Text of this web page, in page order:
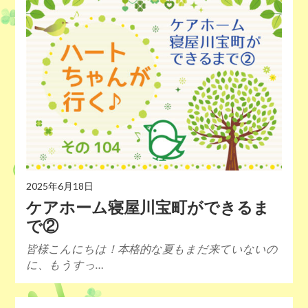
2025年6月18日
ケアホーム寝屋川宝町ができるま
で②
皆様こんにちは！本格的な夏もまだ来ていないの
に、もうすっ…